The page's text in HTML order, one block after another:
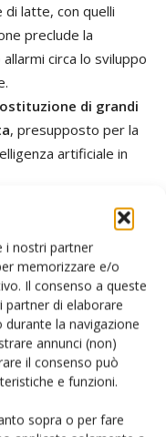
i nostri partner
memorizzare e/o
Il consenso a queste
di elaborare
la navigazione
annunci (non)
il consenso può
e funzioni.
sopra o per fare
di latte, con quelli
preclude la
circa lo sviluppo
di grandi
, presupposto per la
artificiale in
sviluppare
dai differenti
data
detti sono
dove con il
e privi di